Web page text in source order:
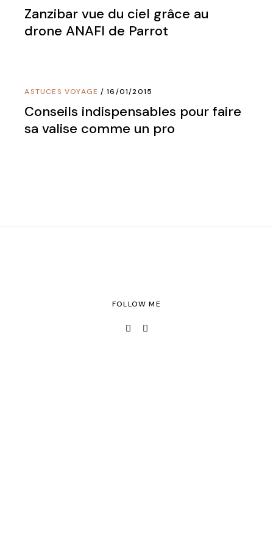
Zanzibar vue du ciel grâce au
drone ANAFI de Parrot
ASTUCES VOYAGE 16/01/2015
Conseils indispensables pour faire
sa valise comme un pro
FOLLOW ME